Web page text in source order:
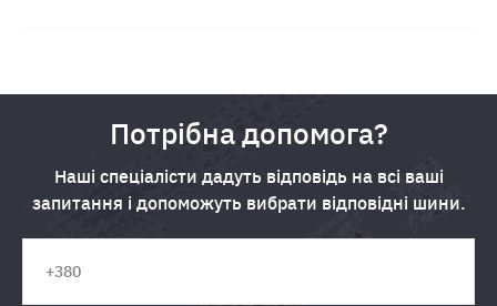
Потрібна допомога?
Наші спеціалісти дадуть відповідь на всі ваші
запитання і допоможуть вибрати відповідні шини.